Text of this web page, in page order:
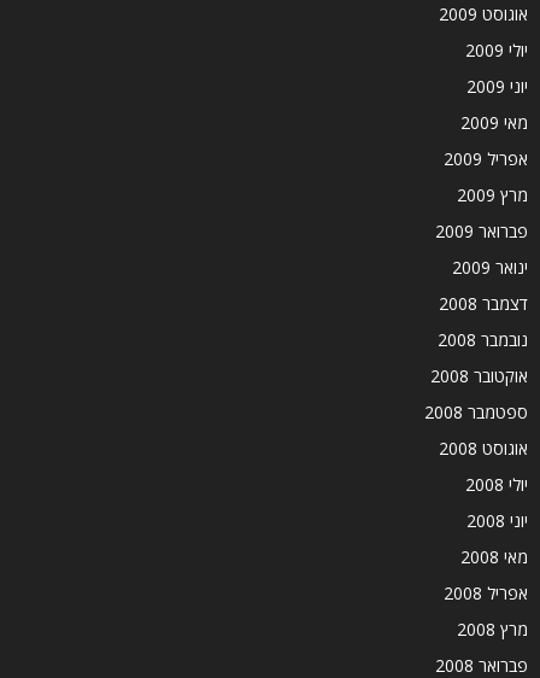
אוגוסט 2009
יולי 2009
יוני 2009
מאי 2009
אפריל 2009
מרץ 2009
פברואר 2009
ינואר 2009
דצמבר 2008
נובמבר 2008
אוקטובר 2008
ספטמבר 2008
אוגוסט 2008
יולי 2008
יוני 2008
מאי 2008
אפריל 2008
מרץ 2008
פברואר 2008